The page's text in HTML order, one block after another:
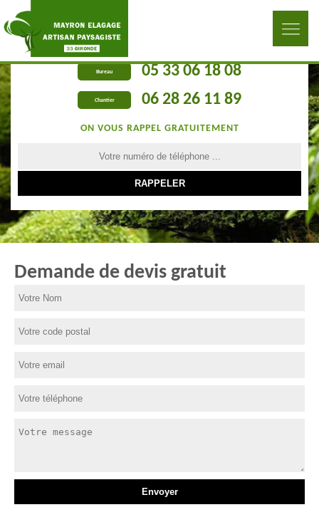
Bureau 05 33 06 18 08
Chantier 06 28 26 11 89
ON VOUS RAPPEL GRATUITEMENT
Demande de devis gratuit